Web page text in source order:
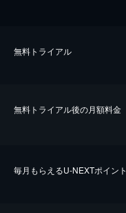
無料トライアル
無料トライアル後の⽉額料金
毎⽉もらえるU-NEXTポイント